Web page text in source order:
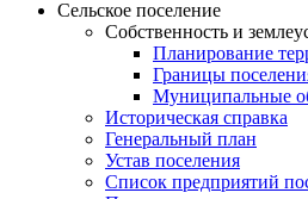
Сельское поселение
Собственность и
Планирование
Границы
Муниципальные
Историческая справка
Генеральный план
Устав поселения
Список предприятий